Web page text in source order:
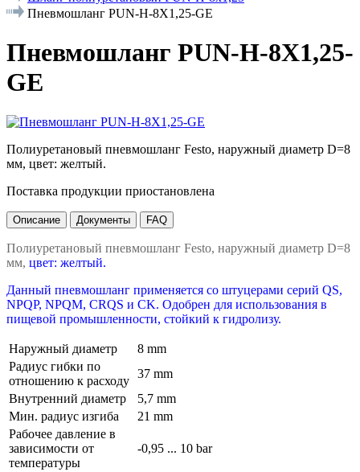
Пневмошланг PUN-H-8X1,25-GE
Пневмошланг PUN-H-8X1,25-
GE
Полиуретановый пневмошланг Festo, наружный диаметр D=8
мм, цвет: желтый.
Поставка продукции приостановлена
Описание Документы FAQ
Полиуретановый пневмошланг Festo, наружный диаметр D=8
мм, цвет: желтый.
Данный пневмошланг применяется со штуцерами серий QS,
NPQP, NPQM, CRQS и CK. Одобрен для использования в
пищевой промышленности, стойкий к гидролизу.
Наружный диаметр
8 mm
Радиус гибки по
отношению к расходу
37 mm
Внутренний диаметр
5,7 mm
Мин. радиус изгиба
21 mm
Рабочее давление в
зависимости от
температуры
-0,95 ... 10 bar